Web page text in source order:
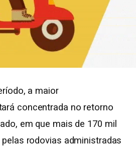
a maior
concentrada no retorno
em que mais de 170 mil
rodovias administradas